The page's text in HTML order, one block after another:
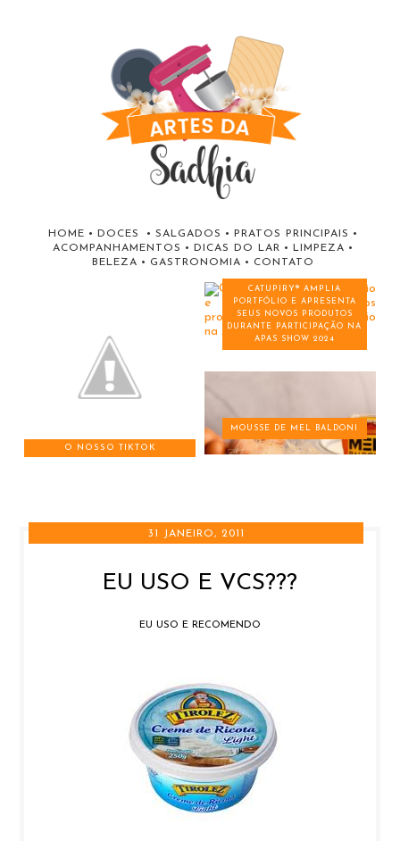
HOME • DOCES • SALGADOS • PRATOS PRINCIPAIS •
ACOMPANHAMENTOS • DICAS DO LAR • LIMPEZA •
BELEZA • GASTRONOMIA • CONTATO
O NOSSO TIKTOK
CATUPIRY® AMPLIA
PORTFÓLIO E APRESENTA
SEUS NOVOS PRODUTOS
DURANTE PARTICIPAÇÃO NA
APAS SHOW 2024
MOUSSE DE MEL BALDONI
31 JANEIRO, 2011
EU USO E VCS???
EU USO E RECOMENDO